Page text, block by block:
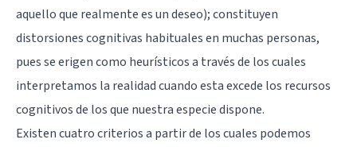
aquello que realmente es un deseo); constituyen
distorsiones cognitivas habituales en muchas personas,
pues se erigen como heurísticos a través de los cuales
interpretamos la realidad cuando esta excede los recursos
cognitivos de los que nuestra especie dispone.
Existen cuatro criterios a partir de los cuales podemos